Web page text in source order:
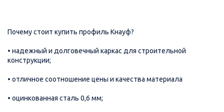
Почему стоит купить профиль Кнауф?
• надежный и долговечный каркас для строительной
конструкции;
• отличное соотношение цены и качества материала
• оцинкованная сталь 0,6 мм;